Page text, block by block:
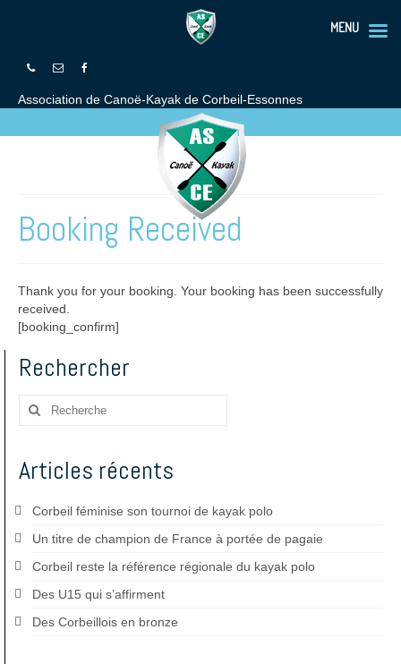
Association de Canoë-Kayak de Corbeil-Essonnes
Booking Received
Thank you for your booking. Your booking has been successfully
received.
[booking_confirm]
Rechercher
Rechercher
Articles récents
Corbeil féminise son tournoi de kayak polo
Un titre de champion de France à portée de pagaie
Corbeil reste la référence régionale du kayak polo
Des U15 qui s’affirment
Des Corbeillois en bronze
MENU